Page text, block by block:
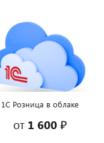
1С Розница в облаке
от 1 600 ₽